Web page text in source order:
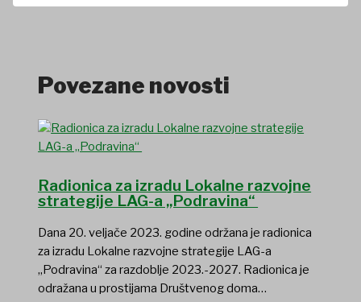
Povezane novosti
Radionica za izradu Lokalne razvojne
strategije LAG-a „Podravina“
Dana 20. veljače 2023. godine održana je radionica
za izradu Lokalne razvojne strategije LAG-a
„Podravina“ za razdoblje 2023.-2027. Radionica je
odražana u prostijama Društvenog doma…